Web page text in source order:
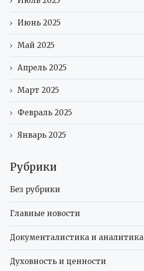
Июнь 2025
Май 2025
Апрель 2025
Март 2025
Февраль 2025
Январь 2025
Рубрики
Без рубрики
Главные новости
Документалистика и аналитика
Духовность и ценности